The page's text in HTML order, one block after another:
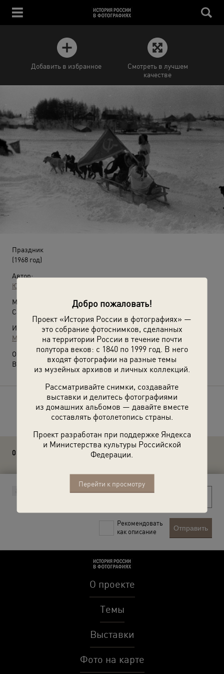
Добро пожаловать!
Проект «История России в фотографиях» —
это собрание фотоснимков, сделанных
на территории России в течение почти
полутора веков: с 1840 по 1999 год. В него
входят фотографии на разные темы
из музейных архивов и личных коллекций.
Рассматривайте снимки, создавайте
выставки и делитесь фотографиями
из домашних альбомов — давайте вместе
составлять фотолетопись страны.
Проект разработан при поддержке Яндекса
и Министерства культуры Российской
Федерации.
Перейти к просмотру
Добавить в избранное
Смотреть в лучшем
качестве
Праздник
(1968 год)
Автор:
Юрий Садовников
Место съемки:
Сахалинская обл., пгт. Ноглики
Источники:
МАММ / МДФ
О фотографии:
Выставка
«По России на санях»с этой фотографией.
Расскажите друзьям об этом фото
0 комментариев
Рекомендовать
как описание
Отправить
О проекте
Темы
Выставки
Фото на карте